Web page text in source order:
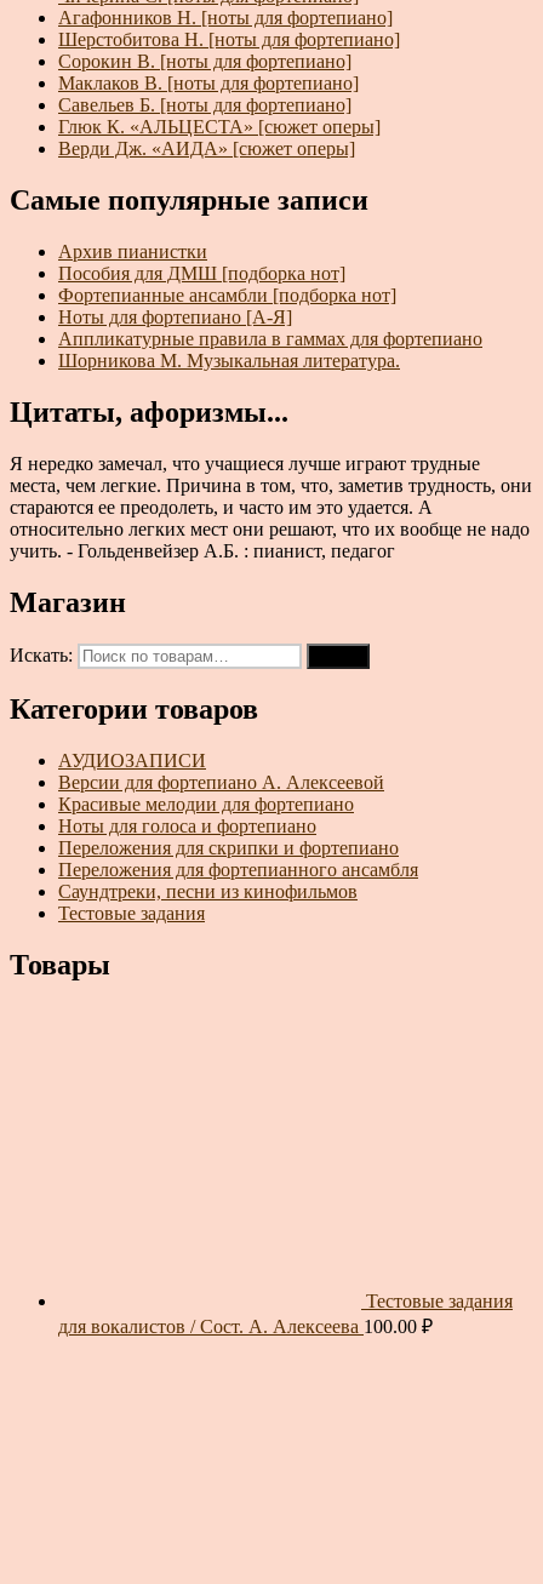
Агафонников Н. [ноты для фортепиано]
Шерстобитова Н. [ноты для фортепиано]
Сорокин В. [ноты для фортепиано]
Маклаков В. [ноты для фортепиано]
Савельев Б. [ноты для фортепиано]
Глюк К. «АЛЬЦЕСТА» [сюжет оперы]
Верди Дж. «АИДА» [сюжет оперы]
Самые популярные записи
Архив пианистки
Пособия для ДМШ [подборка нот]
Фортепианные ансамбли [подборка нот]
Ноты для фортепиано [А-Я]
Аппликатурные правила в гаммах для фортепиано
Шорникова М. Музыкальная литература.
Цитаты, афоризмы...
Я нередко замечал, что учащиеся лучше играют трудные
места, чем легкие. Причина в том, что, заметив трудность, они
стараются ее преодолеть, и часто им это удается. А
относительно легких мест они решают, что их вообще не надо
учить. - Гольденвейзер А.Б. : пианист, педагог
Магазин
Искать:
Категории товаров
АУДИОЗАПИСИ
Версии для фортепиано А. Алексеевой
Красивые мелодии для фортепиано
Ноты для голоса и фортепиано
Переложения для скрипки и фортепиано
Переложения для фортепианного ансамбля
Саундтреки, песни из кинофильмов
Тестовые задания
Товары
Тестовые задания
для вокалистов / Сост. А. Алексеева 100.00 ₽